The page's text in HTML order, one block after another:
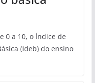
0 a 10, o Índice de
(Ideb) do ensino